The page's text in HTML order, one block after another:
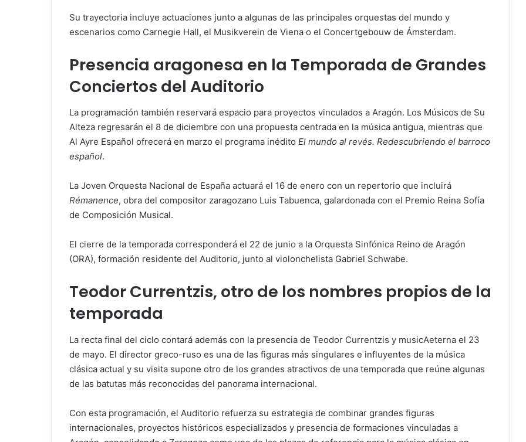
Su trayectoria incluye actuaciones junto a algunas de las principales orquestas del mundo y
escenarios como Carnegie Hall, el Musikverein de Viena o el Concertgebouw de Ámsterdam.
Presencia aragonesa en la Temporada de Grandes
Conciertos del Auditorio
La programación también reservará espacio para proyectos vinculados a Aragón. Los Músicos de Su
Alteza regresarán el 8 de diciembre con una propuesta centrada en la música antigua, mientras que
Al Ayre Español ofrecerá en marzo el programa inédito El mundo al revés. Redescubriendo el barroco
español.
La Joven Orquesta Nacional de España actuará el 16 de enero con un repertorio que incluirá
Rémanence, obra del compositor zaragozano Luis Tabuenca, galardonada con el Premio Reina Sofía
de Composición Musical.
El cierre de la temporada corresponderá el 22 de junio a la Orquesta Sinfónica Reino de Aragón
(ORA), formación residente del Auditorio, junto al violonchelista Gabriel Schwabe.
Teodor Currentzis, otro de los nombres propios de la
temporada
La recta final del ciclo contará además con la presencia de Teodor Currentzis y musicAeterna el 23
de mayo. El director greco-ruso es una de las figuras más singulares e influyentes de la música
clásica actual y su visita supone otro de los grandes atractivos de una temporada que reúne algunas
de las batutas más reconocidas del panorama internacional.
Con esta programación, el Auditorio refuerza su estrategia de combinar grandes figuras
internacionales, proyectos históricos especializados y presencia de formaciones vinculadas a